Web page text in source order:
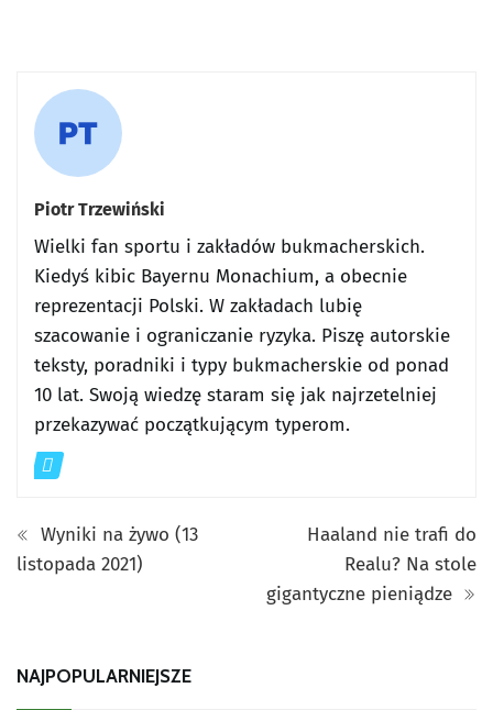
Piotr Trzewiński
Wielki fan sportu i zakładów bukmacherskich.
Kiedyś kibic Bayernu Monachium, a obecnie
reprezentacji Polski. W zakładach lubię
szacowanie i ograniczanie ryzyka. Piszę autorskie
teksty, poradniki i typy bukmacherskie od ponad
10 lat. Swoją wiedzę staram się jak najrzetelniej
przekazywać początkującym typerom.
Wyniki na żywo (13
listopada 2021)
Haaland nie trafi do
Realu? Na stole
gigantyczne pieniądze
NAJPOPULARNIEJSZE